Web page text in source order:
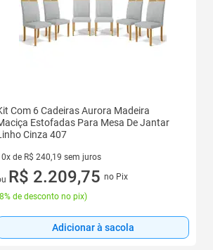
Com 6 Cadeiras Aurora Madeira
Estofadas Para Mesa De Jantar
Cinza 407
de R$ 240,19 sem juros
10 vez de R$ 240,19 sem juros
R$ 2.209,75 no Pix
8% de desconto no pix)
Adicionar à sacola